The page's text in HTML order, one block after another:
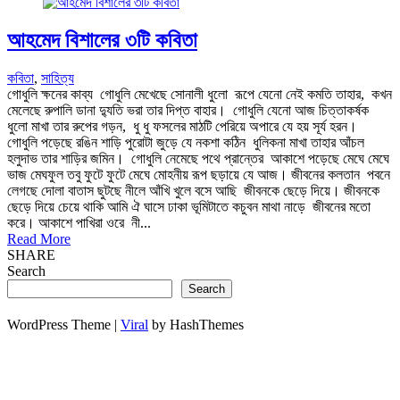
আহমেদ বিশালের ৩টি কবিতা
কবিতা, সাহিত্য
গোধুলি ক্ষনের কাব্য গোধুলি মেখেছে সোনালী ধুলো ‎রূপে যেনো নেই কমতি তাহার, ‎কখন
মেলেছে রুপালি ডানা ‎দ্যুতি ভরা তার দিপ্ত বাহার। ‎ ‎গোধুলি যেনো আজ চিত্তাকর্ষক
‎ধুলো মাখা তার রুপের গড়ন, ‎ধু ধু ফসলের মাঠটি পেরিয়ে ‎অপারে যে হয় সূর্য হরন। ‎
‎গোধুলি পড়েছে রঙিন শাড়ি ‎পুরোটা জুড়ে যে নকশা কঠিন ‎ধুলিকনা মাখা তাহার আঁচল
‎হলুদাভ তার শাড়ির জমিন। ‎ ‎গোধুলি নেমেছে পথে প্রান্তের ‎আকাশে পড়েছে মেঘে মেঘে
ভাজ ‎মেঘফুল তবু ফুটে ফুটে মেঘে ‎মোহনীয় রূপ ছড়ায়ে যে আজ। জীবনের কলতান পবনে
লেগছে দোলা বাতাস ছুটছে নীলে আঁখি খুলে বসে আছি জীবনকে ছেড়ে দিয়ে। জীবনকে
ছেড়ে দিয়ে চেয়ে থাকি আমি ঐ ঘাসে ঢাকা ভূমিটাতে কচুবন মাথা নাড়ে জীবনের মতো
করে। আকাশে পাখিরা ওরে নী...
Read More
SHARE
Search
Search
WordPress Theme | Viral by HashThemes